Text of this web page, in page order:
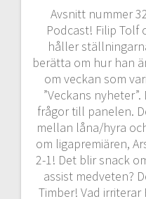
Avsnitt nummer
Podcast! Filip Tolf
håller
berätta om hur han
om veckan som
”Veckans
frågor till panelen.
mellan låna/hyra
om ligapremiären,
2-1! Det blir snack
assist medveten?
Timber! Vad